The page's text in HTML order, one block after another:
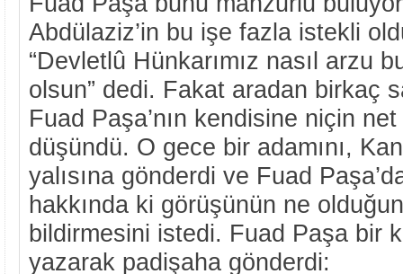
Abdülaziz’in bu işe fazla istekli
“Devletlû Hünkarımız nasıl arzu
olsun” dedi. Fakat aradan birkaç
Fuad Paşa’nın kendisine niçin
düşündü. O gece bir adamını,
yalısına gönderdi ve Fuad
hakkında ki görüşünün ne
bildirmesini istedi. Fuad Paşa bir
yazarak padişaha gönderdi: